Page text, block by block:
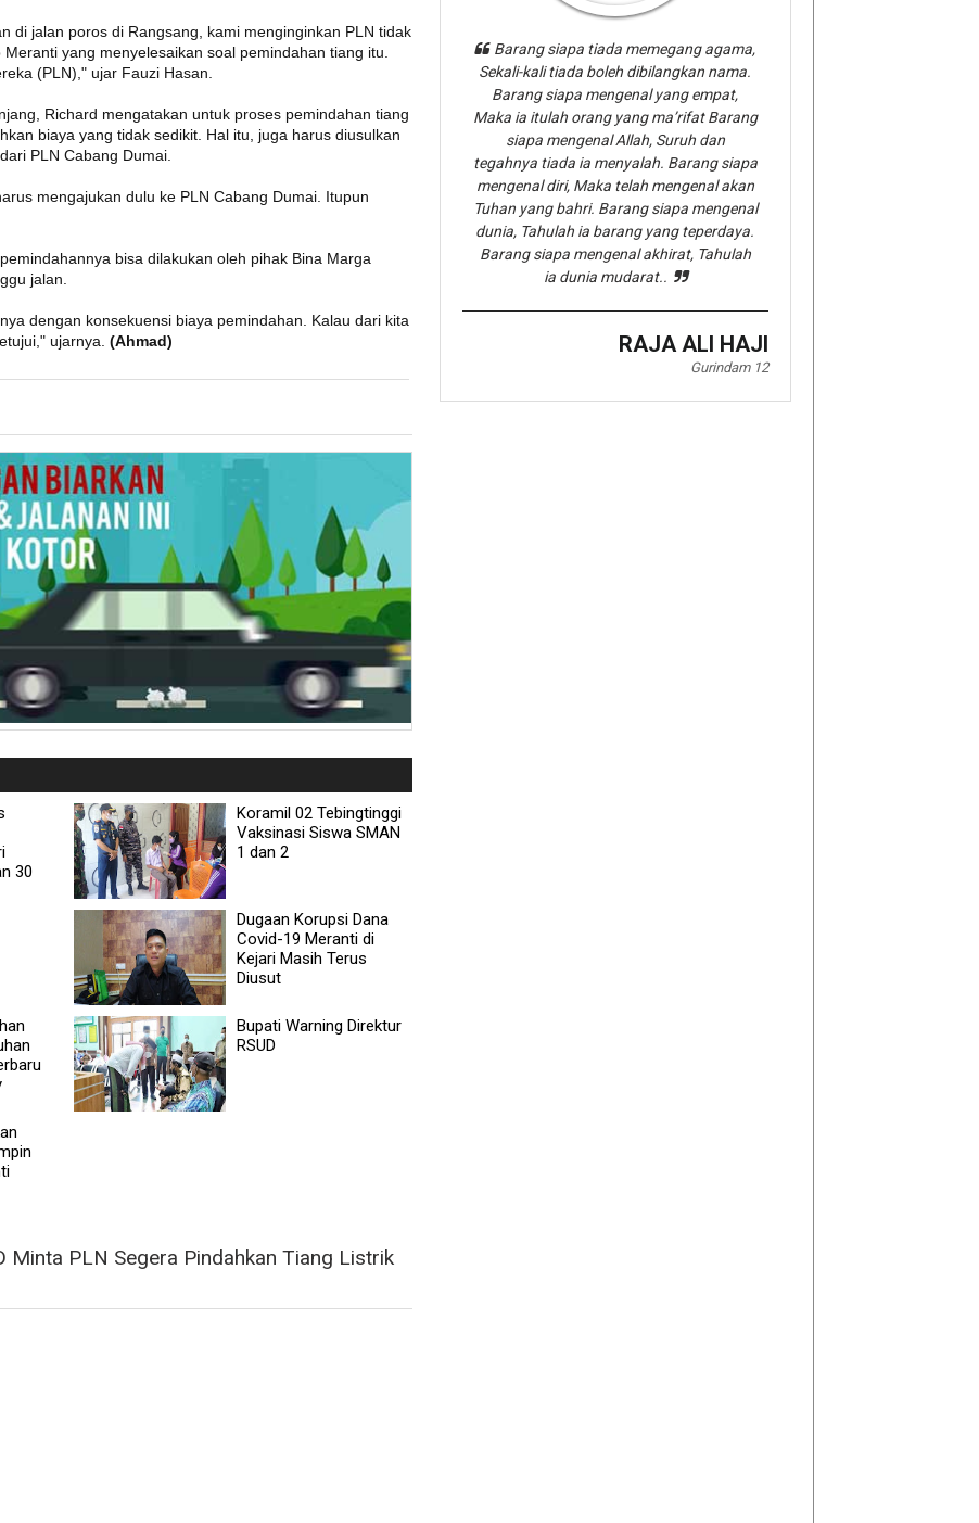
di jalan poros di Rangsang, kami menginginkan PLN tidak
yang menyelesaikan soal pemindahan tiang itu.
(PLN)," ujar Fauzi Hasan.
Richard mengatakan untuk proses pemindahan tiang
biaya yang tidak sedikit. Hal itu, juga harus diusulkan
PLN Cabang Dumai.
mengajukan dulu ke PLN Cabang Dumai. Itupun
bisa dilakukan oleh pihak Bina Marga
jalan.
dengan konsekuensi biaya pemindahan. Kalau dari kita
ujarnya. (Ahmad)
30
Koramil 02 Tebingtinggi
Vaksinasi Siswa SMAN
1 dan 2
Dugaan Korupsi Dana
Covid-19 Meranti di
Kejari Masih Terus
Diusut
Bupati Warning Direktur
RSUD
Minta PLN Segera Pindahkan Tiang Listrik
Barang siapa tiada memegang agama,
Sekali-kali tiada boleh dibilangkan nama.
Barang siapa mengenal yang empat,
Maka ia itulah orang yang ma’rifat Barang
siapa mengenal Allah, Suruh dan
tegahnya tiada ia menyalah. Barang siapa
mengenal diri, Maka telah mengenal akan
Tuhan yang bahri. Barang siapa mengenal
dunia, Tahulah ia barang yang teperdaya.
Barang siapa mengenal akhirat, Tahulah
ia dunia mudarat..
RAJA ALI HAJI
Gurindam 12